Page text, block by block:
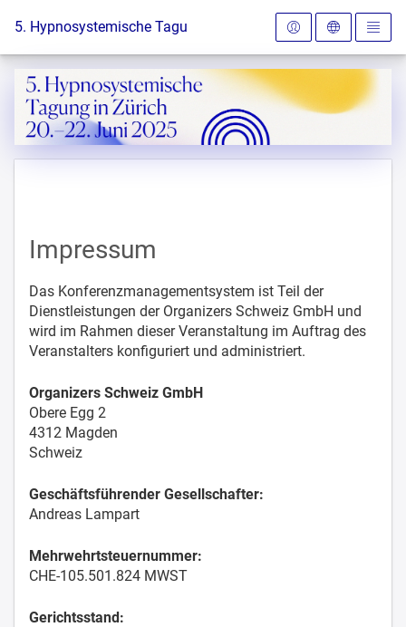
Zur Startseite
5. Hypnosystemische Tagung in Zürich
Impressum
Das Konferenzmanagementsystem ist Teil der
Dienstleistungen der Organizers Schweiz GmbH und
wird im Rahmen dieser Veranstaltung im Auftrag des
Veranstalters konfiguriert und administriert.
Organizers Schweiz GmbH
Obere Egg 2
4312 Magden
Schweiz
Geschäftsführender Gesellschafter:
Andreas Lampart
Mehrwehrtsteuernummer:
CHE-105.501.824 MWST
Gerichtsstand: